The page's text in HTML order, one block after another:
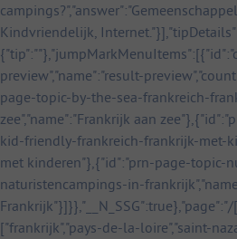
Kindvriendelijk,
preview","name":"result-
page-topic-by-the-sea-frankreich-
zee","name":"Frankrijk aan
kid-friendly-frankreich-frankrijk-met-
met kinderen"},{"id":"prn-page-topic-
naturistencampings-in-
["frankrijk","pays-de-la-loire","saint-